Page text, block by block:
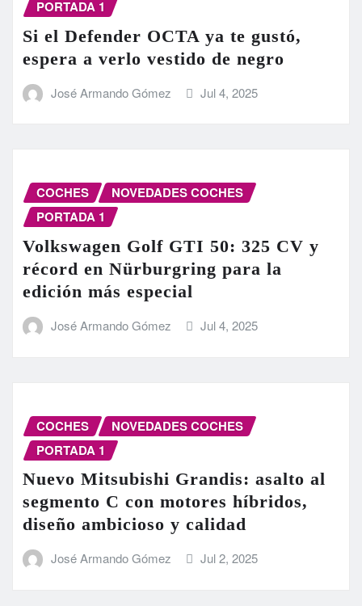
PORTADA 1
Si el Defender OCTA ya te gustó,
espera a verlo vestido de negro
José Armando Gómez Jul 4, 2025
COCHES
NOVEDADES COCHES
PORTADA 1
Volkswagen Golf GTI 50: 325 CV y
récord en Nürburgring para la
edición más especial
José Armando Gómez Jul 4, 2025
COCHES
NOVEDADES COCHES
PORTADA 1
Nuevo Mitsubishi Grandis: asalto al
segmento C con motores híbridos,
diseño ambicioso y calidad
José Armando Gómez Jul 2, 2025